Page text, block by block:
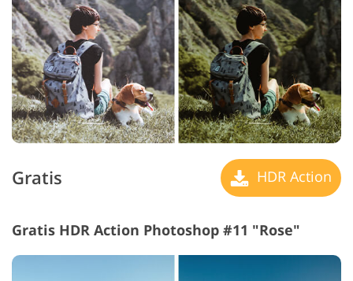
Gratis HDR Action
Gratis HDR Action Photoshop #11 "Rose"